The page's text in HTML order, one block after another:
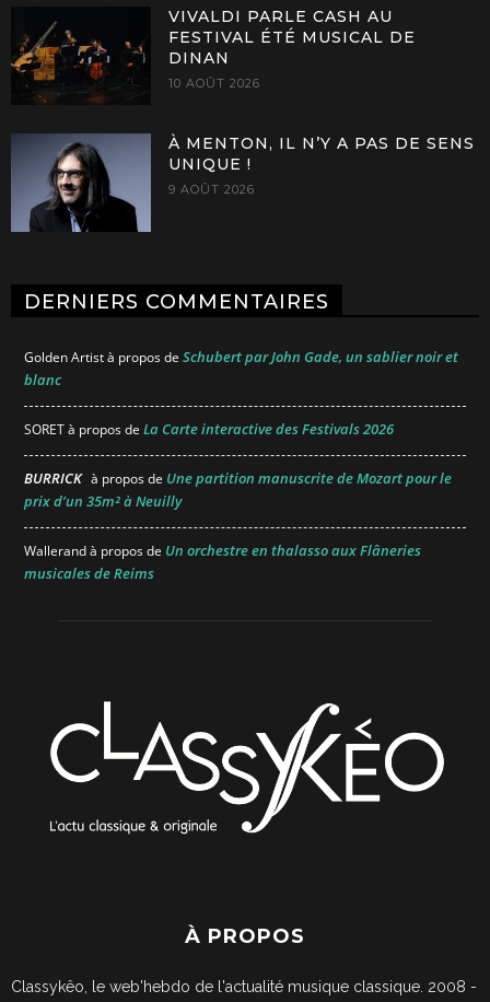
VIVALDI PARLE CASH AU
FESTIVAL ÉTÉ MUSICAL DE
DINAN
10 AOÛT 2026
À MENTON, IL N’Y A PAS DE SENS
UNIQUE !
9 AOÛT 2026
DERNIERS COMMENTAIRES
Golden Artistà propos de Schubert par John Gade, un sablier noir et
blanc
SORETà propos de La Carte interactive des Festivals 2026
BURRICK à propos de Une partition manuscrite de Mozart pour le
prix d’un 35m² à Neuilly
Wallerandà propos de Un orchestre en thalasso aux Flâneries
musicales de Reims
À PROPOS
Classykêo, le web'hebdo de l'actualité musique classique. 2008 -